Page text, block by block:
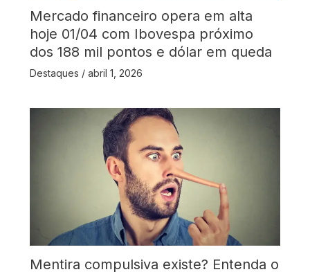
Mercado financeiro opera em alta
hoje 01/04 com Ibovespa próximo
dos 188 mil pontos e dólar em queda
Destaques / abril 1, 2026
Mentira compulsiva existe? Entenda o